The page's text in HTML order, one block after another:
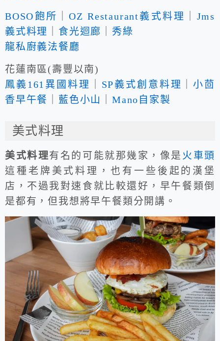
BOSO飽所 ｜OZ Restaurant義式料理
Jms
義式料理
食光迴廊 ｜秀綠
龍私廚義法餐廳
花蓮南區(壽豐以南)
鳳義161異國料理
SP義式創意料理 ｜小茴
香早午餐
藍色小山 ｜Mano自家製
美式料理
美式料理有名的可能就那幾家，像是 火車頭
這種老牌美式料理，也有一些後起的漢堡
店，不過我對速食就比較還好，早午餐類倒
是都有，但我想將早午餐類分開講。